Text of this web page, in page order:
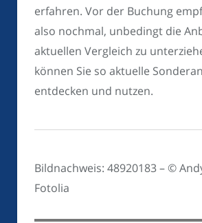
erfahren. Vor der Buchung
also nochmal, unbedingt die
aktuellen Vergleich zu
können Sie so aktuelle
entdecken und nutzen.
Bildnachweis: 48920183 – ©
Fotolia